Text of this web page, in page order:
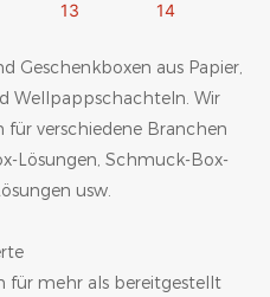
Geschenkboxen aus Papier,
Wellpappschachteln. Wir
für verschiedene Branchen
Lösungen, Schmuck-Box-
usw.
für mehr als bereitgestellt